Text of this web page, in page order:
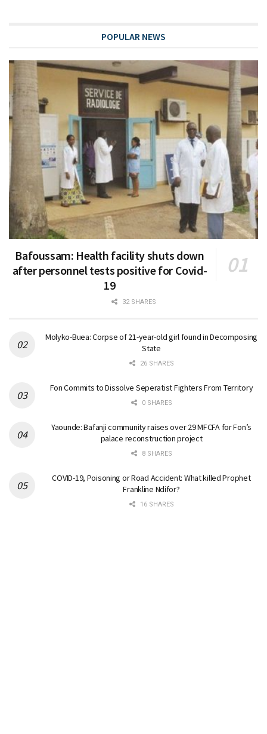
POPULAR NEWS
Bafoussam: Health facility shuts down
after personnel tests positive for Covid-
19
32 SHARES
Molyko-Buea: Corpse of 21-year-old girl found in Decomposing
State
26 SHARES
Fon Commits to Dissolve Seperatist Fighters From Territory
0 SHARES
Yaounde: Bafanji community raises over 29 MFCFA for Fon’s
palace reconstruction project
8 SHARES
COVID-19, Poisoning or Road Accident: What killed Prophet
Frankline Ndifor?
16 SHARES